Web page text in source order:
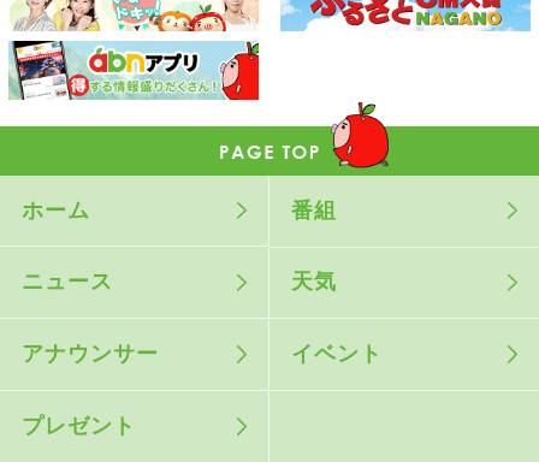
ホーム 番組
ニュース 天気
アナウンサー イベント
プレゼント